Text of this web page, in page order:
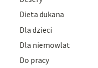
Dieta dukana
Dla dzieci
Dla niemowlat
Do pracy